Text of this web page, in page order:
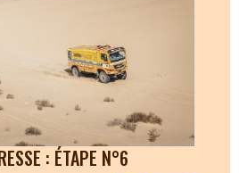
: ÉTAPE N°6